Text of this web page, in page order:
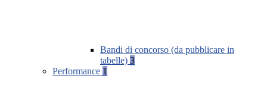
Bandi di concorso (da pubblicare in
tabelle) 3
Performance 1